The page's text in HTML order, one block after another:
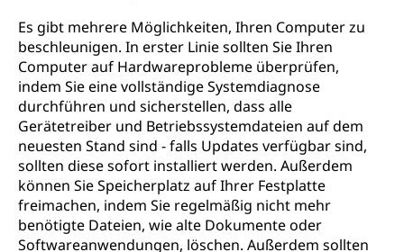
Es gibt mehrere Möglichkeiten, Ihren Computer zu
beschleunigen. In erster Linie sollten Sie Ihren
Computer auf Hardwareprobleme überprüfen,
indem Sie eine vollständige Systemdiagnose
durchführen und sicherstellen, dass alle
Gerätetreiber und Betriebssystemdateien auf dem
neuesten Stand sind - falls Updates verfügbar sind,
sollten diese sofort installiert werden. Außerdem
können Sie Speicherplatz auf Ihrer Festplatte
freimachen, indem Sie regelmäßig nicht mehr
benötigte Dateien, wie alte Dokumente oder
Softwareanwendungen, löschen. Außerdem sollten